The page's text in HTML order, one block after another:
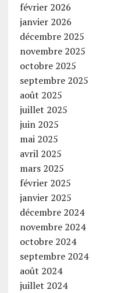
février 2026
janvier 2026
décembre 2025
novembre 2025
octobre 2025
septembre 2025
août 2025
juillet 2025
juin 2025
mai 2025
avril 2025
mars 2025
février 2025
janvier 2025
décembre 2024
novembre 2024
octobre 2024
septembre 2024
août 2024
juillet 2024